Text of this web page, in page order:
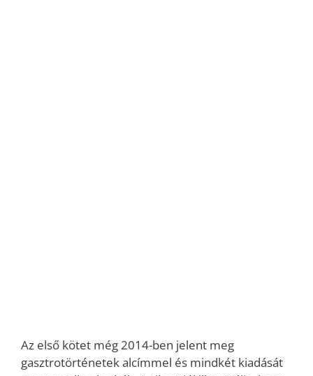
Az első kötet még 2014-ben jelent meg
gasztrotörténetek alcímmel és mindkét kiadását